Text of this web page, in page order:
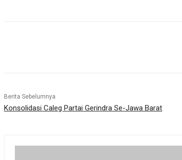
Berita Sebelumnya
Konsolidasi Caleg Partai Gerindra Se-Jawa Barat